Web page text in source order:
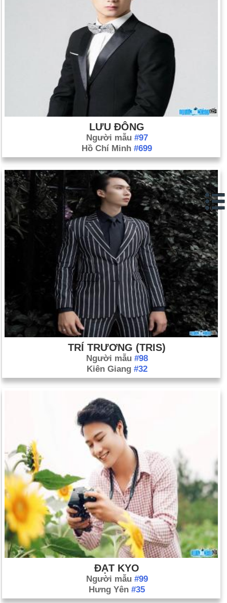
Các nhà hoạt động dân quyền, được gọi
là "những người tự do", đã rời Washington, DC để đến New
Ngày 4-5 năm 1970:
Bốn sinh viên Đại học Bang Kent đã bị
các thành viên Vệ binh Quốc gia bắn hạ trong một cuộc biểu
tình chống Chiến tranh Việt Nam.
Ngày 4-5 năm 1998:Unabomber, Ted Kaczynski, bị kết án 4
tù chung thân cộng 30 năm vì hàng loạt vụ đánh bom khiến 3
người thiệt mạng và 23 người bị thương.
LƯU ĐÔNG
Người mẫu #97
Hồ Chí Minh #699
TRÍ TRƯƠNG (TRIS)
Người mẫu #98
Kiên Giang #32
ĐẠT KYO
Người mẫu #99
Hưng Yên #35